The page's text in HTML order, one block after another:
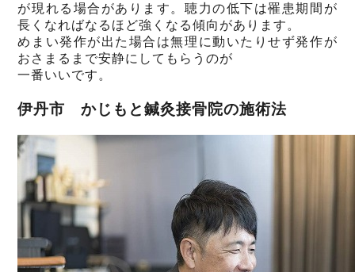
が現れる場合があります。聴力の低下は罹患期間が
長くなればなるほど強くなる傾向があります。
めまい発作が出た場合は無理に動いたりせず発作が
おさまるまで安静にしてもらうのが
一番いいです。
伊丹市 かじもと鍼灸接骨院の施術法